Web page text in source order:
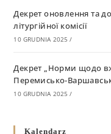
Декрет оновлення та
літургійної комісії
10 GRUDNIA 2025 /
Декрет „Норми щодо
Перемисько-
10 GRUDNIA 2025 /
Kalendarz